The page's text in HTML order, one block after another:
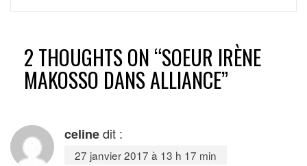
2 THOUGHTS ON “SOEUR IRÈNE
MAKOSSO DANS ALLIANCE”
celinedit :
27 janvier 2017 à 13 h 17 min